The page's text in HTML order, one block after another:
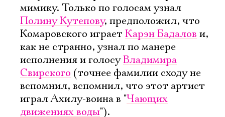
мимику. Только по голосам узнал
Полину Кутепову, предположил, что
Комаровского играет Карэн Бадалов и,
как не странно, узнал по манере
исполнения и голосуВладимира
Свирского (точнее фамилии сходу не
вспомнил, вспомнил, что этот артист
играл Ахилу-воина в "Чающих
движениях воды").